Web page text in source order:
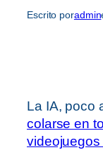
Escrito poradmin
La IA, poco
colarse en